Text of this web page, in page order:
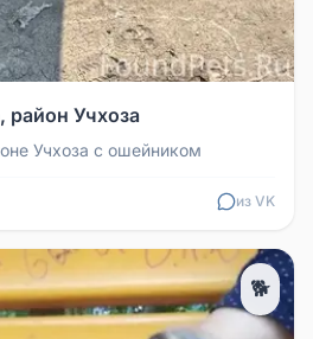
район Учхоза
Учхоза с ошейником
из VK
🐕